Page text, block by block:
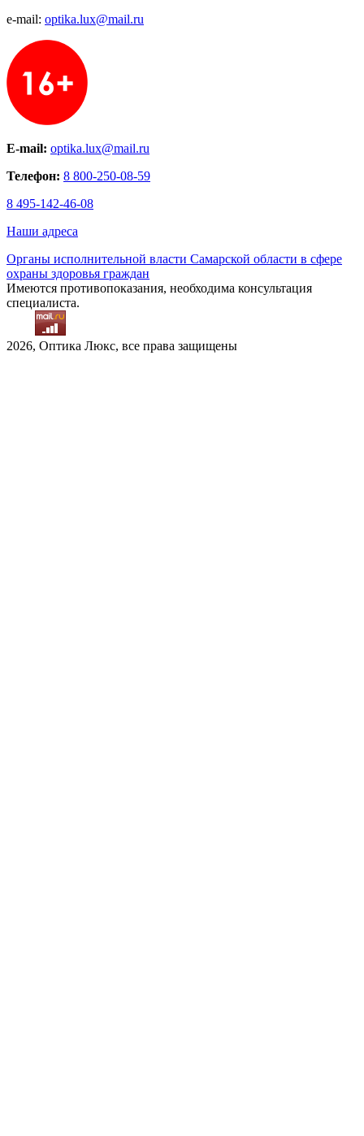
e-mail: optika.lux@mail.ru
E-mail: optika.lux@mail.ru
Телефон: 8 800-250-08-59
8 495-142-46-08
Наши адреса
Органы исполнительной власти Самарской области в сфере
охраны здоровья граждан
Имеются противопоказания, необходима консультация
специалиста.
2026, Оптика Люкс, все права защищены